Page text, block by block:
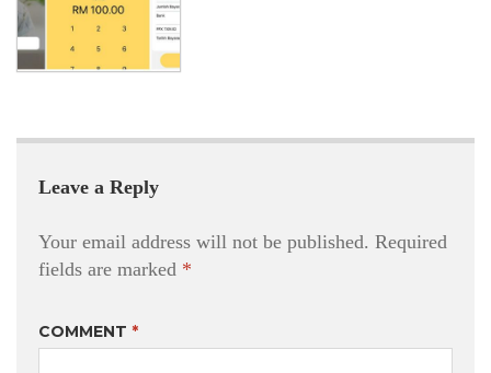
Leave a Reply
Your email address will not be published. Required
fields are marked *
COMMENT *